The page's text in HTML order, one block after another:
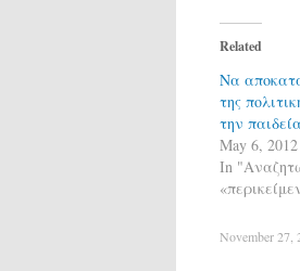
Related
Να
της
την
May 6, 2012
In
November 27,